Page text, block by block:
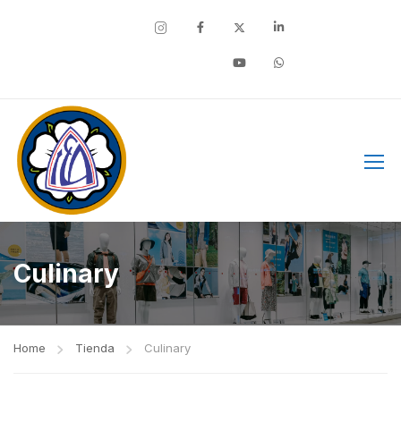
Culinary
Home Tienda Culinary